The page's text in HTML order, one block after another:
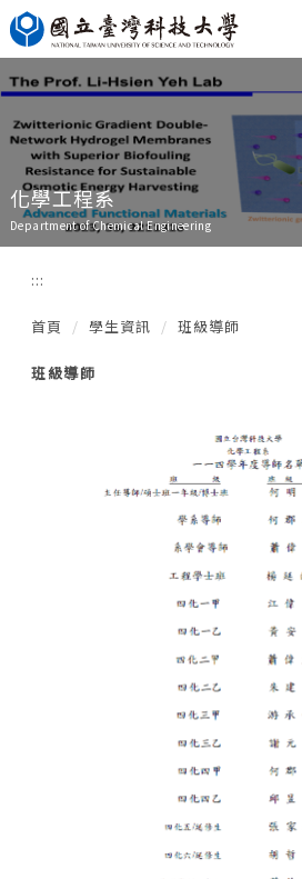
跳
到
主
要
內
容
區
化學工程系
Department of Chemical Engineering
:::
首頁 學生資訊 班級導師
班級導師